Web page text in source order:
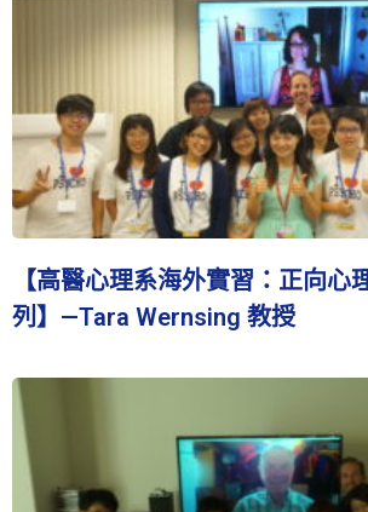
【高醫心理系海外實習：正向心
列】—Tara Wernsing 教授